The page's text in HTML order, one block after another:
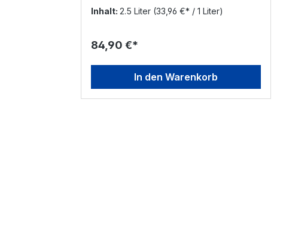
Inhalt: 2.5 Liter (33,96 €* / 1 Liter)
84,90 €*
In den Warenkorb